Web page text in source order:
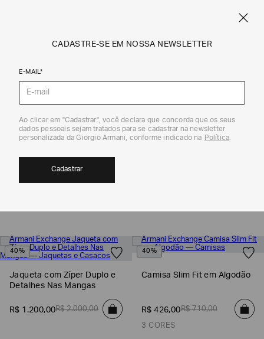
Coleção
COLEÇÃO FALL WINTER MASCULINO |
ARMANI EXCHANGE
40%
Jaqueta com Zíper Duplo e
Detalhes Nas Mangas
R$ 1 .200,00R$ 2.000,00
40%
Camisa Slim Fit em Algodão
R$ 426,00R$ 710,00
3 CORES
CADASTRE-SE EM NOSSA NEWSLETTER
E-MAIL*
Ao clicar em "Cadastrar", você declara que concorda que os seus
dados pessoais sejam tratados para se cadastrar na newsletter
personalizada da Giorgio Armani, conforme indicado na Política.
Cadastrar